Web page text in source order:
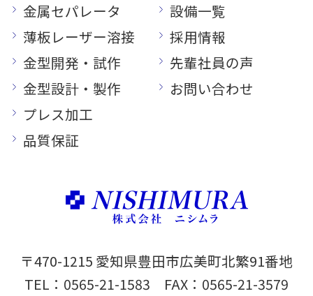
金属セパレータ
薄板レーザー溶接
金型開発・試作
金型設計・製作
プレス加工
品質保証
設備一覧
採用情報
先輩社員の声
お問い合わせ
〒470-1215 愛知県豊田市広美町北繁91番地
TEL： 0565-21-1583 FAX：0565-21-3579